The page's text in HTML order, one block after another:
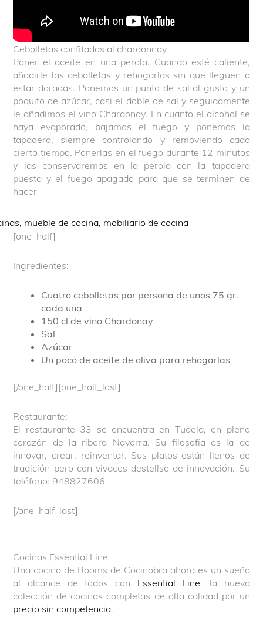
Cebolletas confitadas al chardonnay
Poner el aceite en una perola. Cuando esté caliente,
añadirle las cebolletas y rehogarlas sin que lleguen a
estar doradas. Ponemos un punto de sal al gusto y un
poquito de azúcar, casi el doble de sal y seguidamente
le añadimos el vino Chardonay. En cuanto el alcohol se
haya evaporado, bajamos el fuego y ponemos la
tapadera, siempre controlando y removiendo cada
cierto tiempo. Ponerlas en el fuego durante 12 minutos
y las conservaremos en la perola con la tapadera
puesta y el fuego apagado para que se terminen de
hacer
[one_half]
Ingredientes:
Cuatro cebolletas por persona de unos 75 gr.
cada una
150 cl de vino Chardonay
Sal
Azúcar
Un poco de aceite de oliva para rehogarlas
[/one_half][one_half_last]
Restaurante:
El restaurante 33 se encuentra en Tudela, en pleno
corazón de la ribera Navarra. Su filosofía es la de
innovar, crear, reinventar. Sus platos están llenos de
tradición pero con vivaces destellso de innovación. Su
teléfono: 948827606
[/one_half_last]
Cocinas Essential Line
Una cocina de Rooms de Cocinobra ahora es un sueño
al alcance de todos con Essential Line: la nueva
colección de cocinas completas de alta calidad por un
precio sin competencia.